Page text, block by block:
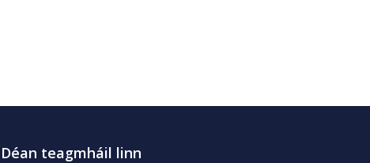
Déan teagmháil linn